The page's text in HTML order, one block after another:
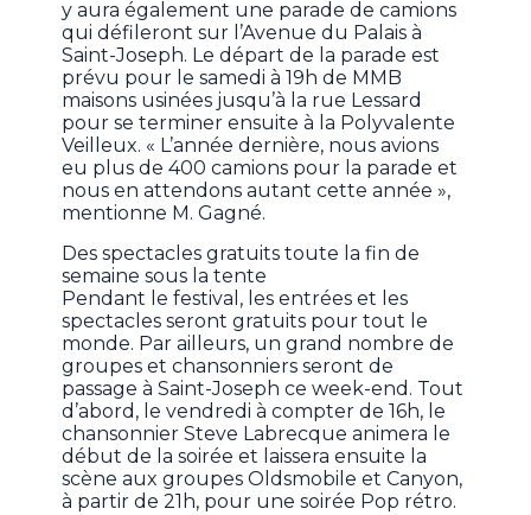
y aura également une parade de camions
qui défileront sur l’Avenue du Palais à
Saint-Joseph. Le départ de la parade est
prévu pour le samedi à 19h de MMB
maisons usinées jusqu’à la rue Lessard
pour se terminer ensuite à la Polyvalente
Veilleux. « L’année dernière, nous avions
eu plus de 400 camions pour la parade et
nous en attendons autant cette année »,
mentionne M. Gagné.
Des spectacles gratuits toute la fin de
semaine sous la tente
Pendant le festival, les entrées et les
spectacles seront gratuits pour tout le
monde. Par ailleurs, un grand nombre de
groupes et chansonniers seront de
passage à Saint-Joseph ce week-end. Tout
d’abord, le vendredi à compter de 16h, le
chansonnier Steve Labrecque animera le
début de la soirée et laissera ensuite la
scène aux groupes Oldsmobile et Canyon,
à partir de 21h, pour une soirée Pop rétro.